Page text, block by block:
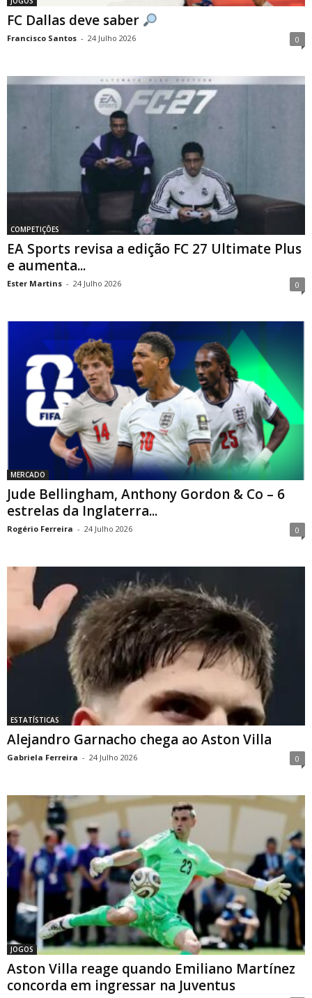
FC Dallas deve saber
Francisco Santos - 24 Julho 2026 0
COMPETIÇÕES
EA Sports revisa a edição FC 27 Ultimate Plus
e aumenta...
Ester Martins - 24 Julho 2026 0
MERCADO
Jude Bellingham, Anthony Gordon & Co – 6
estrelas da Inglaterra...
Rogério Ferreira - 24 Julho 2026 0
ESTATÍSTICAS
Alejandro Garnacho chega ao Aston Villa
Gabriela Ferreira - 24 Julho 2026 0
JOGOS
Aston Villa reage quando Emiliano Martínez
concorda em ingressar na Juventus